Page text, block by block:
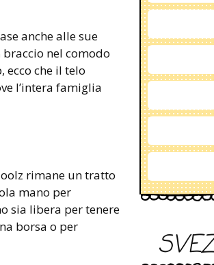
anche alle sue
nel comodo
che il telo
l’intera famiglia
rimane un tratto
mano per
sia libera per tenere
borsa o per